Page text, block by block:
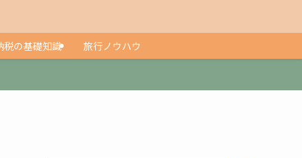
税の基礎知識 旅行ノウハウ